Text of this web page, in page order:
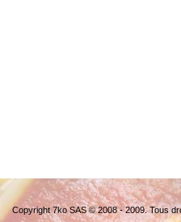
Copyright 7ko SAS © 2008 - 2009. Tous